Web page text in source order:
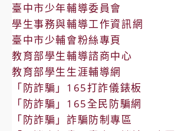
臺中市少年輔導委員會
學生事務與輔導工作資訊網
臺中市少輔會粉絲專頁
教育部學生輔導諮商中心
教育部學生生涯輔導網
「防詐騙」165打詐儀錶板
「防詐騙」165全民防騙網
「防詐騙」詐騙防制專區